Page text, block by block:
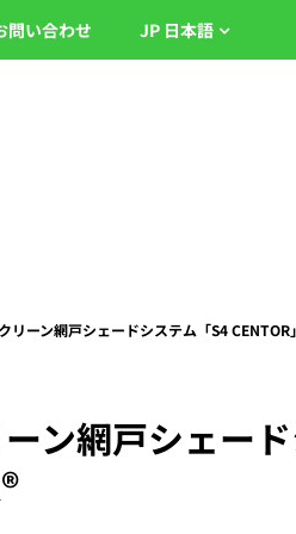
問い合わせ JP 日本語
ーン網戸シェードシステム「S4 CENTOR
ン網戸シェー